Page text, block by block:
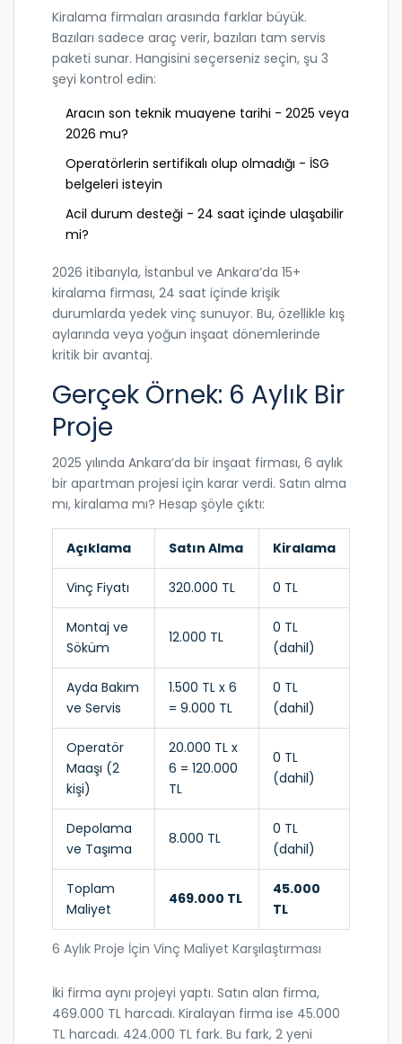
Kiralama firmaları arasında farklar büyük.
Bazıları sadece araç verir, bazıları tam servis
paketi sunar. Hangisini seçerseniz seçin, şu 3
şeyi kontrol edin:
Aracın son teknik muayene tarihi - 2025 veya
2026 mu?
Operatörlerin sertifikalı olup olmadığı - İSG
belgeleri isteyin
Acil durum desteği - 24 saat içinde ulaşabilir
mi?
2026 itibarıyla, İstanbul ve Ankara’da 15+
kiralama firması, 24 saat içinde krişik
durumlarda yedek vinç sunuyor. Bu, özellikle kış
aylarında veya yoğun inşaat dönemlerinde
kritik bir avantaj.
Gerçek Örnek: 6 Aylık Bir
Proje
2025 yılında Ankara’da bir inşaat firması, 6 aylık
bir apartman projesi için karar verdi. Satın alma
mı, kiralama mı? Hesap şöyle çıktı:
6 Aylık Proje İçin Vinç Maliyet Karşılaştırması
Açıklama Satın Alma Kiralama
Vinç Fiyatı 320.000 TL 0 TL
Montaj ve
Söküm
12.000 TL
0 TL
(dahil)
Ayda Bakım
ve Servis
1.500 TL x 6
= 9.000 TL
0 TL
(dahil)
Operatör
Maaşı (2
kişi)
20.000 TL x
6 = 120.000
TL
0 TL
(dahil)
Depolama
ve Taşıma
8.000 TL
0 TL
(dahil)
Toplam
Maliyet
469.000 TL
45.000
TL
İki firma aynı projeyi yaptı. Satın alan firma,
469.000 TL harcadı. Kiralayan firma ise 45.000
TL harcadı. 424.000 TL fark. Bu fark, 2 yeni